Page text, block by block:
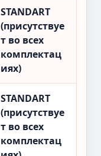
STANDART
(присутствуе
т во всех
комплектац
иях)
STANDART
(присутствуе
т во всех
комплектац